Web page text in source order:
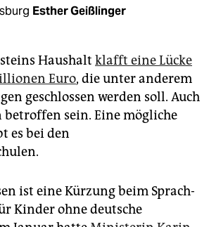
Esther Geißlinger
Haushalt klafft eine Lücke
Euro, die unter anderem
geschlossen werden soll. Auch
betroffen sein. Eine mögliche
es bei den
ist eine Kürzung beim Sprach-
Kinder ohne deutsche